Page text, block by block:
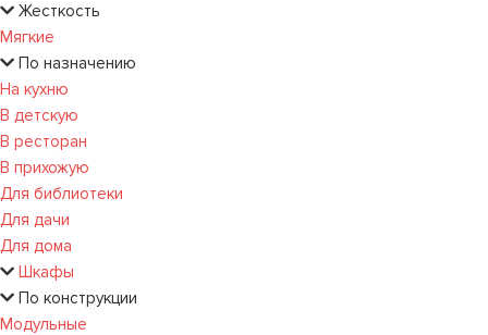
Жесткость
Мягкие
По назначению
На кухню
В детскую
В ресторан
В прихожую
Для библиотеки
Для дачи
Для дома
Шкафы
По конструкции
Модульные